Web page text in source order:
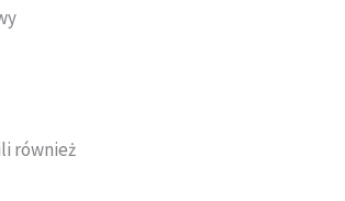
również